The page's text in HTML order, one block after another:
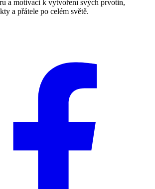
a motivaci k vytvoření svých prvotin,
a přátele po celém světě.